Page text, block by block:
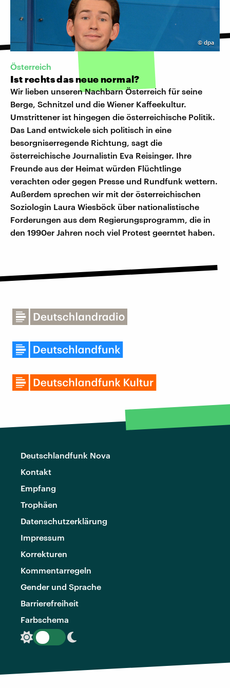
© dpa
Österreich
Ist rechts das neue normal?
Wir lieben unseren Nachbarn Österreich für seine
Berge, Schnitzel und die Wiener Kaffeekultur.
Umstrittener ist hingegen die österreichische Politik.
Das Land entwickele sich politisch in eine
besorgniserregende Richtung, sagt die
österreichische Journalistin Eva Reisinger. Ihre
Freunde aus der Heimat würden Flüchtlinge
verachten oder gegen Presse und Rundfunk wettern.
Außerdem sprechen wir mit der österreichischen
Soziologin Laura Wiesböck über nationalistische
Forderungen aus dem Regierungsprogramm, die in
den 1990er Jahren noch viel Protest geerntet haben.
Deutschlandfunk Nova
Kontakt
Empfang
Trophäen
Datenschutzerklärung
Impressum
Korrekturen
Kommentarregeln
Gender und Sprache
Barrierefreiheit
Farbschema